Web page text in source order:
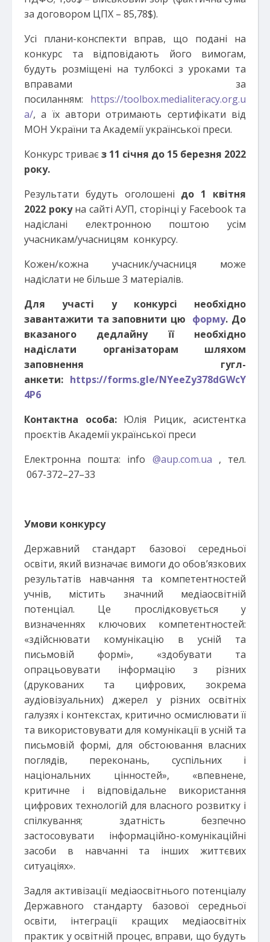
за договором ЦПХ – 85,78$).
Усі плани-конспекти вправ, що подані на
конкурс та відповідають його вимогам,
будуть розміщені на тулбоксі з уроками та
вправами за
посиланням: https://toolbox.medialiteracy.org.u
a/, а їх автори отримають сертифікати від
МОН України та Академії української преси.
Конкурс триваєз 11 січня до 15 березня 2022
року.
Результати будуть оголошені до 1 квітня
2022 рокуна сайті АУП, сторінці у Facebook та
надіслані електронною поштою усім
учасникам/учасницям конкурсу.
Кожен/кожна учасник/учасниця може
надіслати не більше 3 матеріалів.
Для участі у конкурсі необхідно
завантажити та заповнити цю форму. До
вказаного дедлайну її необхідно
надіслати організаторам шляхом
заповнення гугл-
анкети: https://forms.gle/NYeeZy378dGWcY
4P6
Контактна особа:Юлія Рицик, асистентка
проєктів Академії української преси
Електронна пошта: info @aup.com.ua , тел.
067-372–27–33
Умови конкурсу
Державний стандарт базової середньої
освіти, який визначає вимоги до обов’язкових
результатів навчання та компетентностей
учнів, містить значний медіаосвітній
потенціал. Це прослідковується у
визначеннях ключових компетентностей:
«здійснювати комунікацію в усній та
письмовій формі», «здобувати та
опрацьовувати інформацію з різних
(друкованих та цифрових, зокрема
аудіовізуальних) джерел у різних освітніх
галузях і контекстах, критично осмислювати її
та використовувати для комунікації в усній та
письмовій формі, для обстоювання власних
поглядів, переконань, суспільних і
національних цінностей», «впевнене,
критичне і відповідальне використання
цифрових технологій для власного розвитку і
спілкування; здатність безпечно
застосовувати інформаційно-комунікаційні
засоби в навчанні та інших життєвих
ситуаціях».
Задля активізації медіаосвітнього потенціалу
Державного стандарту базової середньої
освіти, інтеграції кращих медіаосвітніх
практик у освітній процес, вправи, що будуть